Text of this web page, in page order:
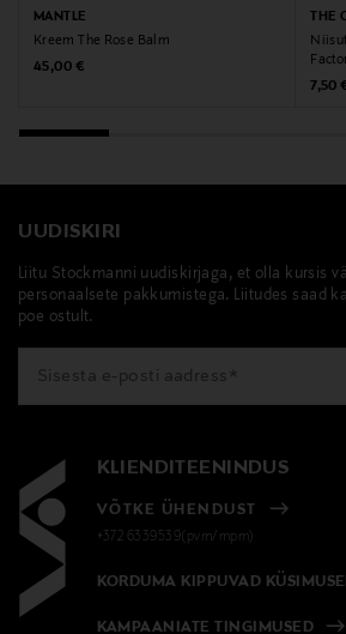
MAC, kreem, näokreem, meigi alus
MANTLE
Kreem The Rose Balm
Original Price
45,00 €
THE
7,50
UUDISKIRI
Liitu Stockmanni uudiskirjaga, et olla kursis
personaalsete pakkumistega. Liitudes saad
poe ostult.
KLIENDITEENINDUS
VÕTKE ÜHENDUST
+372 6339539(pvm/mpm)
KORDUMA KIPPUVAD
KAMPAANIATE TINGIMUSED